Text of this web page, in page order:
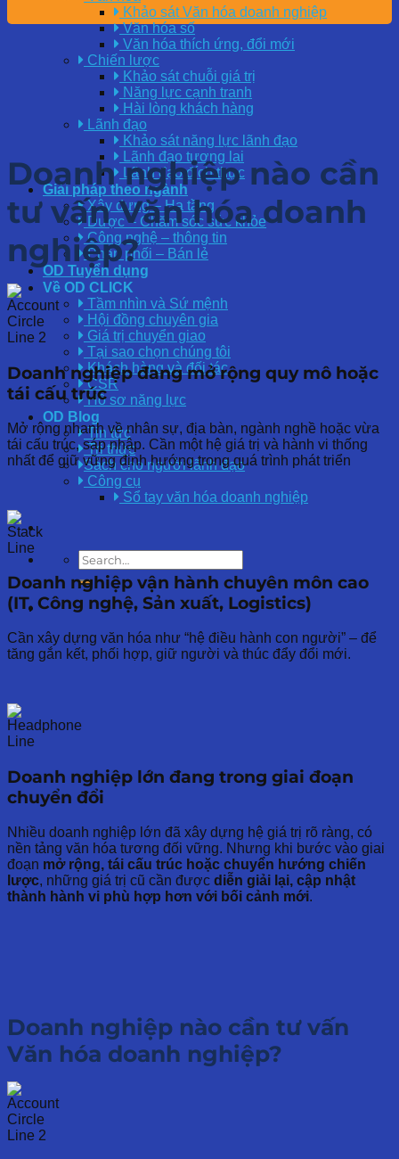
Khảo sát Văn hóa doanh nghiệp
Văn hóa số
Văn hóa thích ứng, đổi mới
Chiến lược
Khảo sát chuỗi giá trị
Năng lực cạnh tranh
Hài lòng khách hàng
Lãnh đạo
Khảo sát năng lực lãnh đạo
Lãnh đạo tương lai
Lãnh đạo đích thực
Giải pháp theo ngành
Xây dựng – Hạ tầng
Dược – Chăm sóc sức khỏe
Công nghệ – thông tin
Phân phối – Bán lẻ
OD Tuyển dụng
Về OD CLICK
Tầm nhìn và Sứ mệnh
Hội đồng chuyên gia
Giá trị chuyển giao
Tại sao chọn chúng tôi
Khách hàng và đối tác
CSR
Hồ sơ năng lực
OD Blog
Tin tức
Tri thức
Sách cho người lãnh đạo
Công cụ
Sổ tay văn hóa doanh nghiệp
Doanh nghiệp nào cần
tư vấn Văn hóa doanh
nghiệp?
Doanh nghiệp đang mở rộng quy mô hoặc
tái cấu trúc
Mở rộng nhanh về nhân sự, địa bàn, ngành nghề hoặc vừa
tái cấu trúc, sáp nhập. Cần một hệ giá trị và hành vi thống
nhất để giữ vững định hướng trong quá trình phát triển
Doanh nghiệp vận hành chuyên môn cao
(IT, Công nghệ, Sản xuất, Logistics)
Cần xây dựng văn hóa như “hệ điều hành con người” – để
tăng gắn kết, phối hợp, giữ người và thúc đẩy đổi mới.
Doanh nghiệp lớn đang trong giai đoạn
chuyển đổi
Nhiều doanh nghiệp lớn đã xây dựng hệ giá trị rõ ràng, có
nền tảng văn hóa tương đối vững. Nhưng khi bước vào giai
đoạn mở rộng, tái cấu trúc hoặc chuyển hướng chiến
lược, những giá trị cũ cần được diễn giải lại, cập nhật
thành hành vi phù hợp hơn với bối cảnh mới.
Doanh nghiệp nào cần tư vấn
Văn hóa doanh nghiệp?